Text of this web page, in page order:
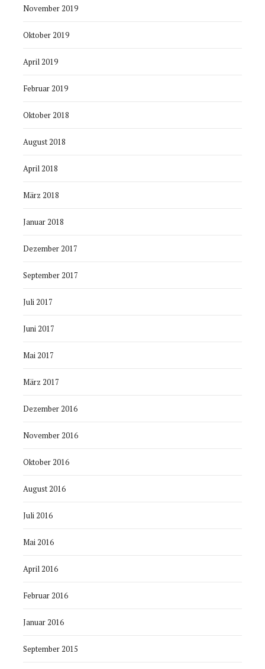
November 2019
Oktober 2019
April 2019
Februar 2019
Oktober 2018
August 2018
April 2018
März 2018
Januar 2018
Dezember 2017
September 2017
Juli 2017
Juni 2017
Mai 2017
März 2017
Dezember 2016
November 2016
Oktober 2016
August 2016
Juli 2016
Mai 2016
April 2016
Februar 2016
Januar 2016
September 2015